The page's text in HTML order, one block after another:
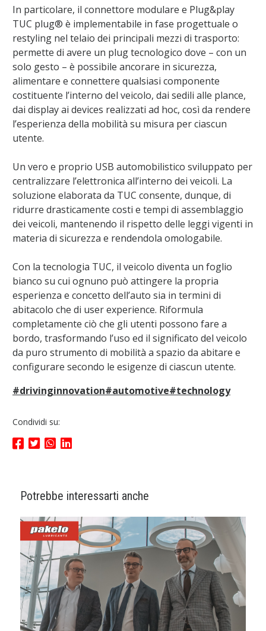
In particolare, il connettore modulare e Plug&play
TUC plug® è implementabile in fase progettuale o
restyling nel telaio dei principali mezzi di trasporto:
permette di avere un plug tecnologico dove – con un
solo gesto – è possibile ancorare in sicurezza,
alimentare e connettere qualsiasi componente
costituente l’interno del veicolo, dai sedili alle plance,
dai display ai devices realizzati ad hoc, così da rendere
l’esperienza della mobilità su misura per ciascun
utente.
Un vero e proprio USB automobilistico sviluppato per
centralizzare l’elettronica all’interno dei veicoli. La
soluzione elaborata da TUC consente, dunque, di
ridurre drasticamente costi e tempi di assemblaggio
dei veicoli, mantenendo il rispetto delle leggi vigenti in
materia di sicurezza e rendendola omologabile.
Con la tecnologia TUC, il veicolo diventa un foglio
bianco su cui ognuno può attingere la propria
esperienza e concetto dell’auto sia in termini di
abitacolo che di user experience. Riformula
completamente ciò che gli utenti possono fare a
bordo, trasformando l’uso ed il significato del veicolo
da puro strumento di mobilità a spazio da abitare e
configurare secondo le esigenze di ciascun utente.
#drivinginnovation#automotive#technology
Condividi su:
Potrebbe interessarti anche